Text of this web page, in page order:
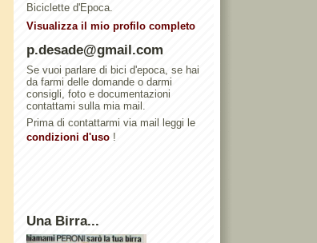
Biciclette d'Epoca.
Visualizza il mio profilo completo
p.desade@gmail.com
Se vuoi parlare di bici d'epoca, se hai
da farmi delle domande o darmi
consigli, foto e documentazioni
contattami sulla mia mail.
Prima di contattarmi via mail leggi le
condizioni d'uso !
Una Birra...